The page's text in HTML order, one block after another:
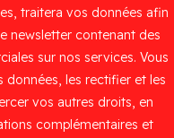
traitera vos données afin
newsletter contenant des
sur nos services. Vous
données, les rectifier et les
vos autres droits, en
complémentaires et